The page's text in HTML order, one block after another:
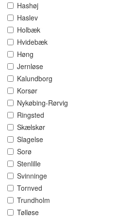
Hashøj
Haslev
Holbæk
Hvidebæk
Høng
Jernløse
Kalundborg
Korsør
Nykøbing-Rørvig
Ringsted
Skælskør
Slagelse
Sorø
Stenlille
Svinninge
Tornved
Trundholm
Tølløse